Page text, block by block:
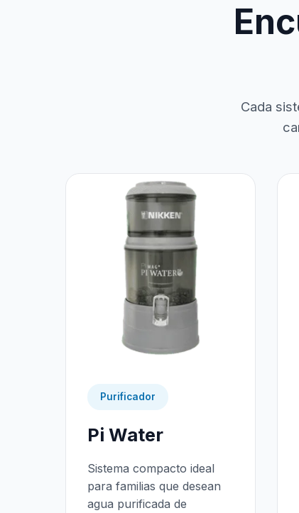
Cada
Purificador
Pi Water
Sistema compacto ideal
para familias que desean
agua purificada de